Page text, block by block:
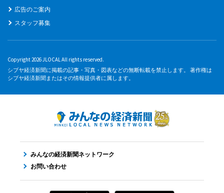
広告のご案内
スタッフ募集
Copyright 2026 JLOCAL All rights reserved.
シブヤ経済新聞に掲載の記事・写真・図表などの無断転載を禁止します。 著作権は
シブヤ経済新聞またはその情報提供者に属します。
みんなの経済新聞ネットワーク
お問い合わせ